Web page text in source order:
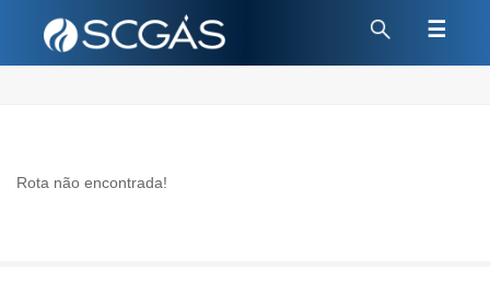
☰
Rota não encontrada!